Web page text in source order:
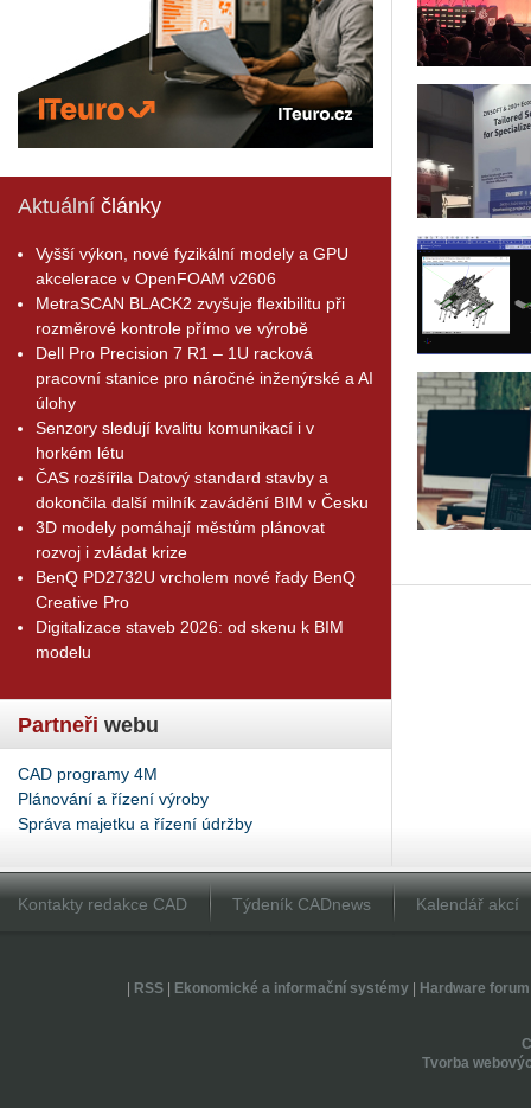
Aktuální články
Vyšší výkon, nové fyzikální modely a GPU
akcelerace v OpenFOAM v2606
MetraSCAN BLACK2 zvyšuje flexibilitu při
rozměrové kontrole přímo ve výrobě
Dell Pro Precision 7 R1 – 1U racková
pracovní stanice pro náročné inženýrské a AI
úlohy
Senzory sledují kvalitu komunikací i v
horkém létu
ČAS rozšířila Datový standard stavby a
dokončila další milník zavádění BIM v Česku
3D modely pomáhají městům plánovat
rozvoj i zvládat krize
BenQ PD2732U vrcholem nové řady BenQ
Creative Pro
Digitalizace staveb 2026: od skenu k BIM
modelu
Partneři webu
CAD programy 4M
Plánování a řízení výroby
Správa majetku a řízení údržby
Kontakty redakce CAD Týdeník CADnews Kalendář akcí
RSS| Ekonomické a informační systémy| Hardware forum
Tvorba